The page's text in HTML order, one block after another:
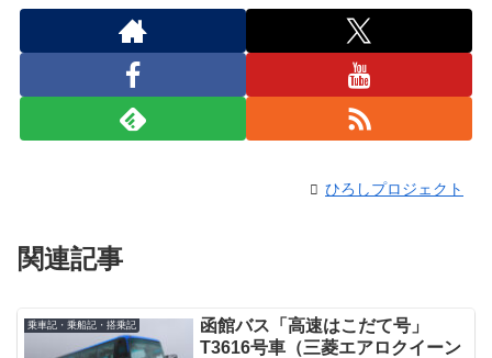
ひろしプロジェクト
関連記事
乗車記・乗船記・搭乗記
函館バス「高速はこだて号」
T3616号車（三菱エアロクイーン